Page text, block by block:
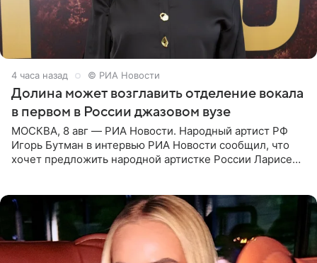
4 часа назад © РИА Новости
Долина может возглавить отделение вокала
в первом в России джазовом вузе
МОСКВА, 8 авг — РИА Новости. Народный артист РФ
Игорь Бутман в интервью РИА Новости сообщил, что
хочет предложить народной артистке России Ларисе